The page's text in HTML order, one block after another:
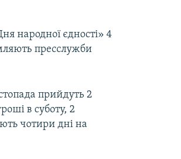
народної єдності» 4
пресслужби
прийдуть 2
в суботу, 2
чотири дні на